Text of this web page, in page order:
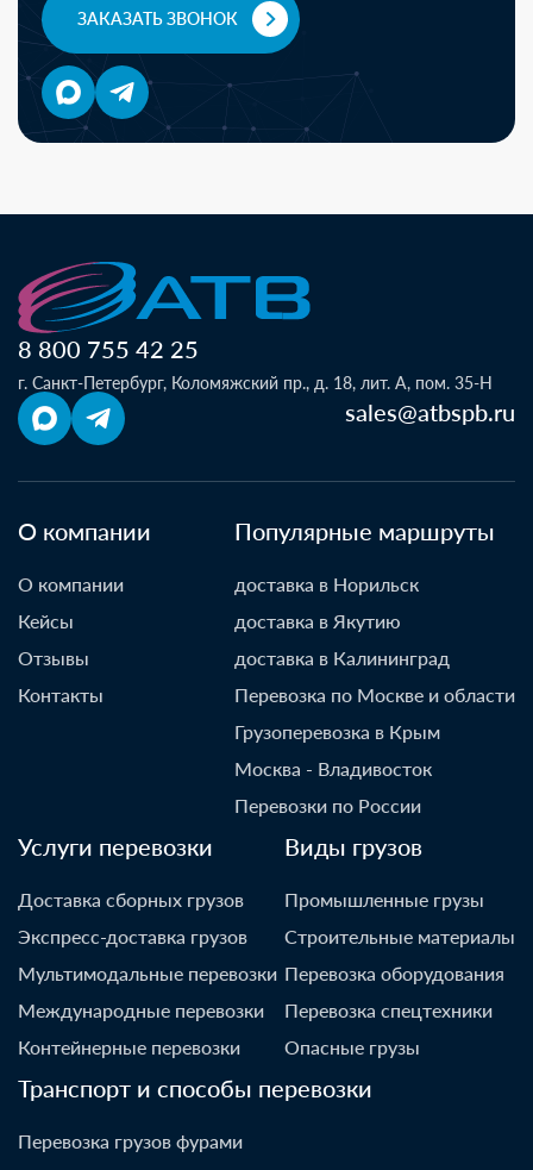
ЗАКАЗАТЬ ЗВОНОК
8 800 755 42 25
г. Санкт-Петербург, Коломяжский пр., д. 18, лит. А, пом. 35-Н
sales@atbspb.ru
О компании
О компании
Кейсы
Отзывы
Контакты
Популярные маршруты
доставка в Норильск
доставка в Якутию
доставка в Калининград
Перевозка по Москве и области
Грузоперевозка в Крым
Москва - Владивосток
Перевозки по России
Услуги перевозки
Доставка сборных грузов
Экспресс-доставка грузов
Мультимодальные перевозки
Международные перевозки
Контейнерные перевозки
Виды грузов
Промышленные грузы
Строительные материалы
Перевозка оборудования
Перевозка спецтехники
Опасные грузы
Транспорт и способы перевозки
Перевозка грузов фурами